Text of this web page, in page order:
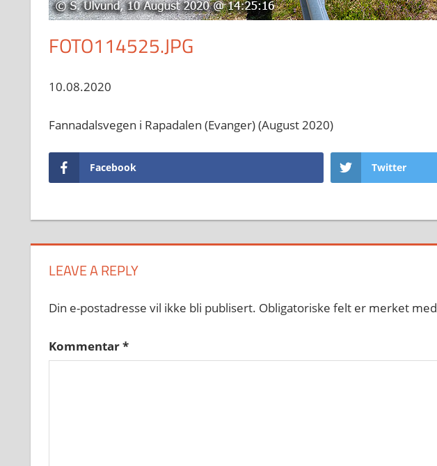
FOTO114525.JPG
10.08.2020
Fannadalsvegen i Rapadalen (Evanger) (August 2020)
Facebook Twitter
LEAVE A REPLY
Din e-postadresse vil ikke bli publisert. Obligatoriske felt er merket med
Kommentar*